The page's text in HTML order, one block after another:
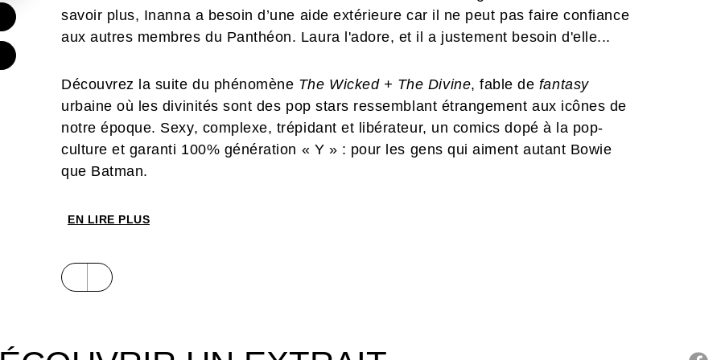
savoir plus, Inanna a besoin d’une aide extérieure car il ne peut pas faire confiance
aux autres membres du Panthéon. Laura l'adore, et il a justement besoin d'elle...
Découvrez la suite du phénomène The Wicked + The Divine, fable de fantasy
urbaine où les divinités sont des pop stars ressemblant étrangement aux icônes de
notre époque. Sexy, complexe, trépidant et libérateur, un comics dopé à la pop-
culture et garanti 100% génération « Y » : pour les gens qui aiment autant Bowie
que Batman.
EN LIRE PLUS